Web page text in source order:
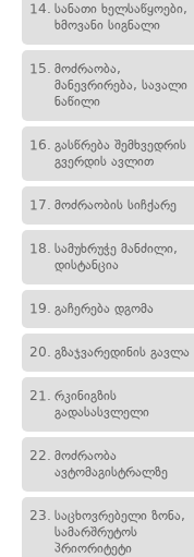
14. სანათი ხელსაწყოები,
ხმოვანი სიგნალი
15. მოძრაობა,
მანევრირება, სავალი
ნაწილი
16. გასწრება შემხვედრის
გვერდის ავლით
17. მოძრაობის სიჩქარე
18. სამუხრუჭე მანძილი,
დისტანცია
19. გაჩერება დგომა
20. გზაჯვარედინის გავლა
21. რკინიგზის
გადასასვლელი
22. მოძრაობა
ავტომაგისტრალზე
23. საცხოვრებელი ზონა,
სამარშრუტოს
პრიორიტეტი